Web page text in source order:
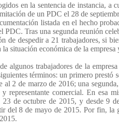
en la sentencia de instancia, a
de un PDC el 28 de
listada en el hecho
PDC. Tras una segunda reunión
de despedir a 21 trabajadores, si
situación económica de la
algunos trabajadores de la
términos: un primero
al 2 de marzo de 2016; una
representante comercial. En esa
de octubre de 2015, y desde 9
del 8 de mayo de 2015. Por fin, la